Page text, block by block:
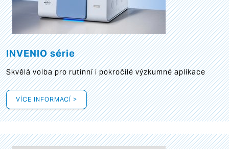
INVENIO série
Skvělá volba pro rutinní i pokročilé výzkumné aplikace
VÍCE INFORMACÍ >